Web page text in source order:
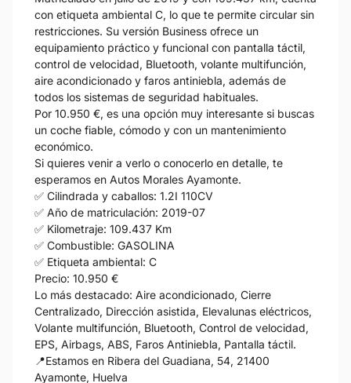
con etiqueta ambiental C, lo que te permite circular sin
restricciones. Su versión Business ofrece un
equipamiento práctico y funcional con pantalla táctil,
control de velocidad, Bluetooth, volante multifunción,
aire acondicionado y faros antiniebla, además de
todos los sistemas de seguridad habituales.
Por 10.950 €, es una opción muy interesante si buscas
un coche fiable, cómodo y con un mantenimiento
económico.
Si quieres venir a verlo o conocerlo en detalle, te
esperamos en Autos Morales Ayamonte.
✅ Cilindrada y caballos: 1.2I 110CV
✅ Año de matriculación: 2019-07
✅ Kilometraje: 109.437 Km
✅ Combustible: GASOLINA
✅ Etiqueta ambiental: C
Precio: 10.950 €
Lo más destacado: Aire acondicionado, Cierre
Centralizado, Dirección asistida, Elevalunas eléctricos,
Volante multifunción, Bluetooth, Control de velocidad,
EPS, Airbags, ABS, Faros Antiniebla, Pantalla táctil.
📍Estamos en Ribera del Guadiana, 54, 21400
Ayamonte, Huelva